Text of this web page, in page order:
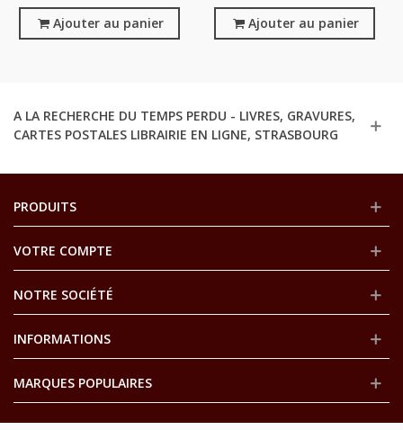
Ajouter au panier
Sports,Ajouter au panier
A LA RECHERCHE DU TEMPS PERDU - LIVRES, GRAVURES,
CARTES POSTALES LIBRAIRIE EN LIGNE, STRASBOURG
PRODUITS
VOTRE COMPTE
NOTRE SOCIÉTÉ
INFORMATIONS
MARQUES POPULAIRES